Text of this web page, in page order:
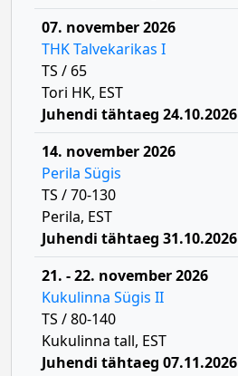
07. november 2026
THK Talvekarikas I
TS / 65
Tori HK, EST
Juhendi tähtaeg 24.10.2026
14. november 2026
Perila Sügis
TS / 70-130
Perila, EST
Juhendi tähtaeg 31.10.2026
21. - 22. november 2026
Kukulinna Sügis II
TS / 80-140
Kukulinna tall, EST
Juhendi tähtaeg 07.11.2026